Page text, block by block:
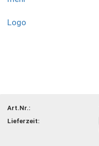
Art.Nr.:
Lieferzeit: